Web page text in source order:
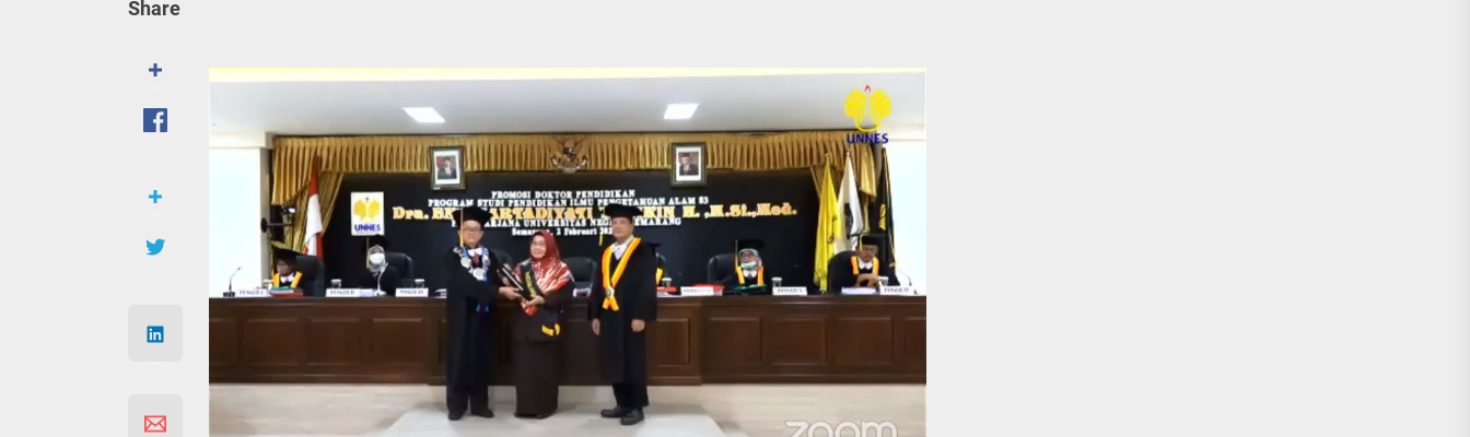
Semarang Jateng Fajar 2026 jadi mesin penggerak UMKM halal, BI bidik ekonomi Syariah
Share